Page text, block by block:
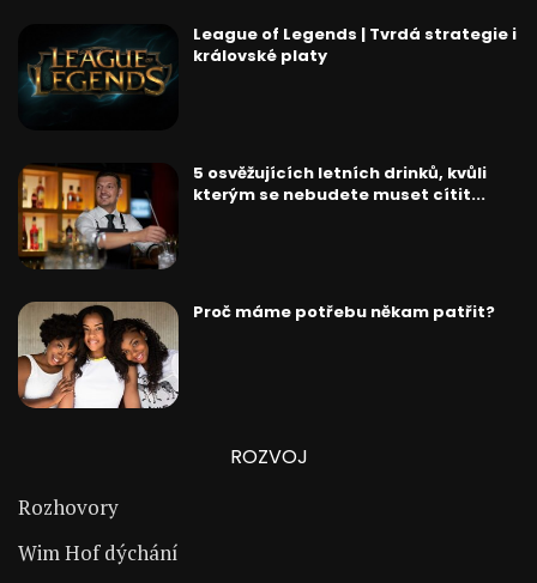
League of Legends | Tvrdá strategie i
královské platy
5 osvěžujících letních drinků, kvůli
kterým se nebudete muset cítit...
Proč máme potřebu někam patřit?
ROZVOJ
Rozhovory
Wim Hof dýchání